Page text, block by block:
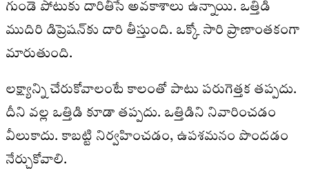
గుండె పోటుకు దారితీసే అవకాశాలు ఉన్నాయి. ఒత్తిడి
ముదిరి డిప్రెషన్‌కు దారి తీస్తుంది. ఒక్కో సారి ప్రాణాంతకంగా
మారుతుంది.
లక్ష్యాన్ని చేరుకోవాలంటే కాలంతో పాటు పరుగెత్తక తప్పదు.
దీని వల్ల ఒత్తిడి కూడా తప్పదు. ఒత్తిడిని నివారించడం
వీలుకాదు. కాబట్టి నిర్వహించడం, ఉపశమనం పొందడం
నేర్చుకోవాలి.